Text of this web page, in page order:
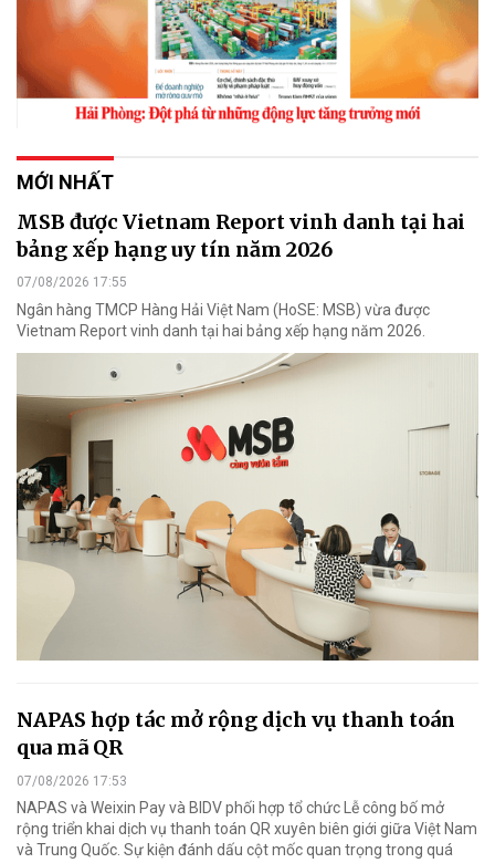
MỚI NHẤT
MSB được Vietnam Report vinh danh tại hai
bảng xếp hạng uy tín năm 2026
07/08/2026 17:55
Ngân hàng TMCP Hàng Hải Việt Nam (HoSE: MSB) vừa được
Vietnam Report vinh danh tại hai bảng xếp hạng năm 2026.
NAPAS hợp tác mở rộng dịch vụ thanh toán
qua mã QR
07/08/2026 17:53
NAPAS và Weixin Pay và BIDV phối hợp tổ chức Lễ công bố mở
rộng triển khai dịch vụ thanh toán QR xuyên biên giới giữa Việt Nam
và Trung Quốc. Sự kiện đánh dấu cột mốc quan trọng trong quá